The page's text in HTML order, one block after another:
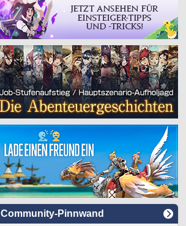
Community-Pinnwand